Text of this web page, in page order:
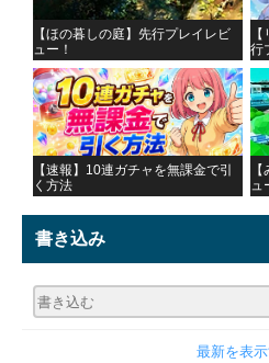
【ほの暮しの庭】先行プレイレビ
ュー！
行
【速報】10連ガチャを無課金で引
く方法
ュ
書き込み
最新を表